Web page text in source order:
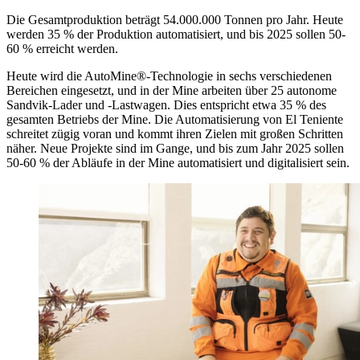
Die Gesamtproduktion beträgt 54.000.000 Tonnen pro Jahr. Heute
werden 35 % der Produktion automatisiert, und bis 2025 sollen 50-
60 % erreicht werden.
Heute wird die AutoMine®-Technologie in sechs verschiedenen
Bereichen eingesetzt, und in der Mine arbeiten über 25 autonome
Sandvik-Lader und -Lastwagen. Dies entspricht etwa 35 % des
gesamten Betriebs der Mine. Die Automatisierung von El Teniente
schreitet zügig voran und kommt ihren Zielen mit großen Schritten
näher. Neue Projekte sind im Gange, und bis zum Jahr 2025 sollen
50-60 % der Abläufe in der Mine automatisiert und digitalisiert sein.